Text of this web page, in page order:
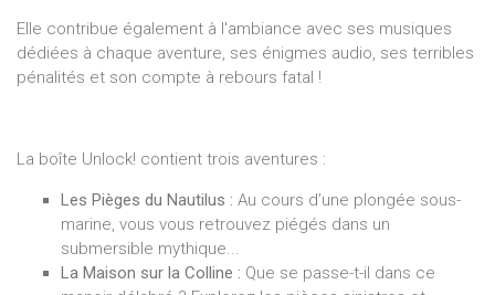
Elle contribue également à l'ambiance avec ses musiques
dédiées à chaque aventure, ses énigmes audio, ses terribles
pénalités et son compte à rebours fatal !
La boîte Unlock! contient trois aventures :
Les Pièges du Nautilus : Au cours d’une plongée sous-
marine, vous vous retrouvez piégés dans un
submersible mythique...
La Maison sur la Colline : Que se passe-t-il dans ce